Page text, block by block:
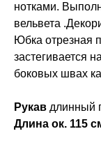
нотками.
вельвета
Юбка отрезная
застегивается
боковых швах
Рукав длинный
Длина ок. 115